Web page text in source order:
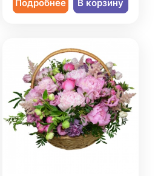
Подробнее В корзину